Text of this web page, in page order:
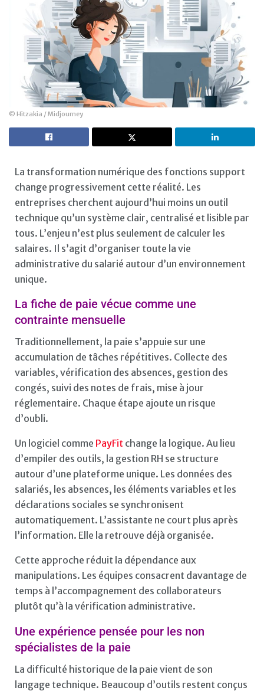
© Hitzakia / Midjourney
La transformation numérique des fonctions support
change progressivement cette réalité. Les
entreprises cherchent aujourd’hui moins un outil
technique qu’un système clair, centralisé et lisible par
tous. L’enjeu n’est plus seulement de calculer les
salaires. Il s’agit d’organiser toute la vie
administrative du salarié autour d’un environnement
unique.
La fiche de paie vécue comme une
contrainte mensuelle
Traditionnellement, la paie s’appuie sur une
accumulation de tâches répétitives. Collecte des
variables, vérification des absences, gestion des
congés, suivi des notes de frais, mise à jour
réglementaire. Chaque étape ajoute un risque
d’oubli.
Un logiciel comme PayFit change la logique. Au lieu
d’empiler des outils, la gestion RH se structure
autour d’une plateforme unique. Les données des
salariés, les absences, les éléments variables et les
déclarations sociales se synchronisent
automatiquement. L’assistante ne court plus après
l’information. Elle la retrouve déjà organisée.
Cette approche réduit la dépendance aux
manipulations. Les équipes consacrent davantage de
temps à l’accompagnement des collaborateurs
plutôt qu’à la vérification administrative.
Une expérience pensée pour les non
spécialistes de la paie
La difficulté historique de la paie vient de son
langage technique. Beaucoup d’outils restent conçus